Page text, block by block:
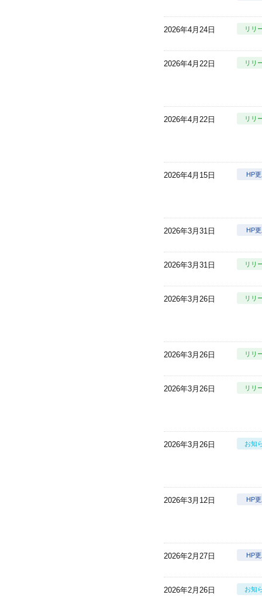
2026年4月24日 リリ
2026年4月22日 リリ
2026年4月22日 リリ
2026年4月15日 HP
2026年3月31日 HP
2026年3月31日 リリ
2026年3月26日 リリ
2026年3月26日 リリ
2026年3月26日 リリ
2026年3月26日 お知
2026年3月12日 HP
2026年2月27日 HP
2026年2月26日 お知